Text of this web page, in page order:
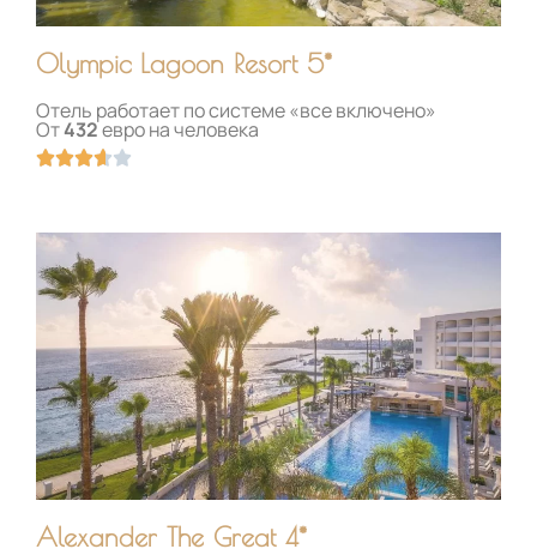
5
Olympic Lagoon Resort 5*
Отель работает по системе «все включено»
От432евро на человека

а
.
6
и
з
5
Alexander The Great 4*